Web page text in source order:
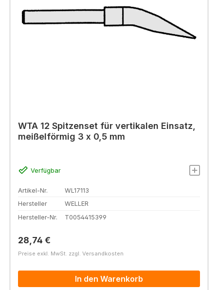
WTA 12 Spitzenset für vertikalen Einsatz,
meißelförmig 3 x 0,5 mm
Verfügbar
Artikel-Nr.
WL17113
Hersteller
WELLER
Hersteller-Nr.
T0054415399
Regulärer Preis:
28,74 €
Preise exkl. MwSt. zzgl. Versandkosten
In den Warenkorb